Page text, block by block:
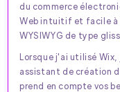
du commerce
Web intuitif et facile
WYSIWYG de type
Lorsque j'ai utilisé
assistant de création
prend en compte vos